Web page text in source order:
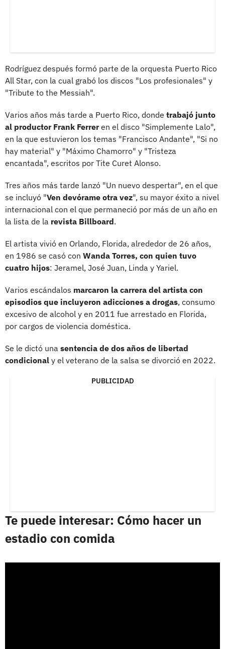
Rodríguez después formó parte de la orquesta Puerto Rico
All Star, con la cual grabó los discos "Los profesionales" y
"Tribute to the Messiah".
Varios años más tarde a Puerto Rico, donde trabajó junto
al productor Frank Ferreren el disco "Simplemente Lalo",
en la que estuvieron los temas "Francisco Andante", "Si no
hay material" y "Máximo Chamorro" y "Tristeza
encantada", escritos por Tite Curet Alonso.
Tres años más tarde lanzó "Un nuevo despertar", en el que
se incluyó "Ven devórame otra vez", su mayor éxito a nivel
internacional con el que permaneció por más de un año en
la lista de la revista Billboard.
El artista vivió en Orlando, Florida, alrededor de 26 años,
en 1986 se casó con Wanda Torres, con quien tuvo
cuatro hijos: Jeramel, José Juan, Linda y Yariel.
Varios escándalos marcaron la carrera del artista con
episodios que incluyeron adicciones a drogas, consumo
excesivo de alcohol y en 2011 fue arrestado en Florida,
por cargos de violencia doméstica.
Se le dictó una sentencia de dos años de libertad
condicional y el veterano de la salsa se divorció en 2022.
PUBLICIDAD
Te puede interesar: Cómo hacer un
estadio con comida